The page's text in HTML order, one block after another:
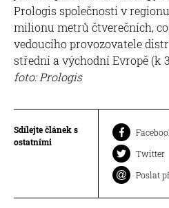
Prologis společnosti v
milionu metrů čtverečních,
vedoucího provozovatele
střední a východní Evropě
foto: Prologis
Sdílejte článek s
ostatními
Twitter
Poslat